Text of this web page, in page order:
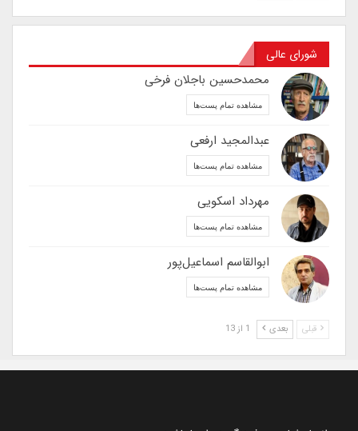
شورای عالی
محمدحسین باجلان فرخی
مشاهده تمام پست‌ها
عبدالمجید ارفعی
مشاهده تمام پست‌ها
مهرداد اسکویی
مشاهده تمام پست‌ها
ابوالقاسم اسماعیل‌پور
مشاهده تمام پست‌ها
قبلی بعدی